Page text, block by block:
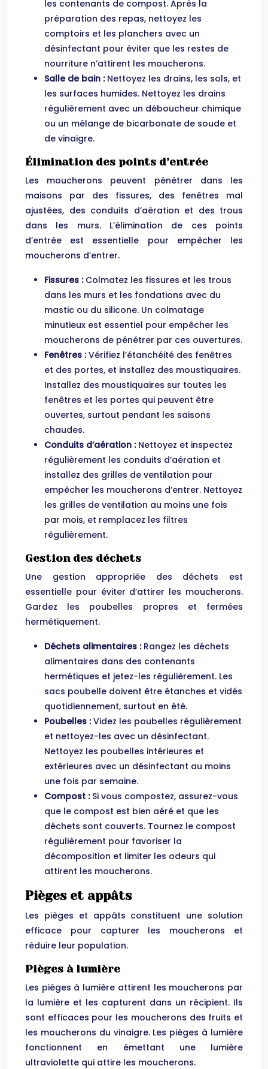
les contenants de compost. Après la
préparation des repas, nettoyez les
comptoirs et les planchers avec un
désinfectant pour éviter que les restes de
nourriture n’attirent les moucherons.
Salle de bain : Nettoyez les drains, les sols, et
les surfaces humides. Nettoyez les drains
régulièrement avec un déboucheur chimique
ou un mélange de bicarbonate de soude et
de vinaigre.
Élimination des points d’entrée
Les moucherons peuvent pénétrer dans les
maisons par des fissures, des fenêtres mal
ajustées, des conduits d’aération et des trous
dans les murs. L’élimination de ces points
d’entrée est essentielle pour empêcher les
moucherons d’entrer.
Fissures : Colmatez les fissures et les trous
dans les murs et les fondations avec du
mastic ou du silicone. Un colmatage
minutieux est essentiel pour empêcher les
moucherons de pénétrer par ces ouvertures.
Fenêtres :Vérifiez l’étanchéité des fenêtres
et des portes, et installez des moustiquaires.
Installez des moustiquaires sur toutes les
fenêtres et les portes qui peuvent être
ouvertes, surtout pendant les saisons
chaudes.
Conduits d’aération : Nettoyez et inspectez
régulièrement les conduits d’aération et
installez des grilles de ventilation pour
empêcher les moucherons d’entrer. Nettoyez
les grilles de ventilation au moins une fois
par mois, et remplacez les filtres
régulièrement.
Gestion des déchets
Une gestion appropriée des déchets est
essentielle pour éviter d’attirer les moucherons.
Gardez les poubelles propres et fermées
hermétiquement.
Déchets alimentaires : Rangez les déchets
alimentaires dans des contenants
hermétiques et jetez-les régulièrement. Les
sacs poubelle doivent être étanches et vidés
quotidiennement, surtout en été.
Poubelles :Videz les poubelles régulièrement
et nettoyez-les avec un désinfectant.
Nettoyez les poubelles intérieures et
extérieures avec un désinfectant au moins
une fois par semaine.
Compost : Si vous compostez, assurez-vous
que le compost est bien aéré et que les
déchets sont couverts. Tournez le compost
régulièrement pour favoriser la
décomposition et limiter les odeurs qui
attirent les moucherons.
Pièges et appâts
Les pièges et appâts constituent une solution
efficace pour capturer les moucherons et
réduire leur population.
Pièges à lumière
Les pièges à lumière attirent les moucherons par
la lumière et les capturent dans un récipient. Ils
sont efficaces pour les moucherons des fruits et
les moucherons du vinaigre. Les pièges à lumière
fonctionnent en émettant une lumière
ultraviolette qui attire les moucherons.